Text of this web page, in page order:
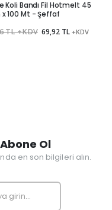
Koli Bandı Fil Hotmelt 45
100 Mt - Şeffaf
TL +KDV 69,92 TL +KDV
Ol
en son bilgileri alın.